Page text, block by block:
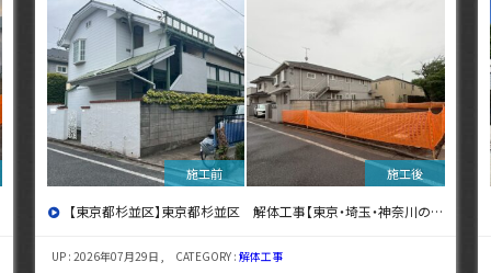
【東京都杉並区】東京都杉並区 解体工事【東京・埼玉・神奈川の解体工事なら東央建設へ】
UP : 2026年07月29日 , CATEGORY :解体工事